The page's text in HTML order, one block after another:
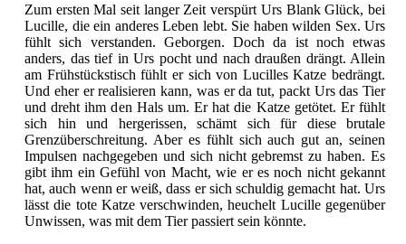
Zum ersten Mal seit langer Zeit verspürt Urs Blank Glück, bei
Lucille, die ein anderes Leben lebt. Sie haben wilden Sex. Urs
fühlt sich verstanden. Geborgen. Doch da ist noch etwas
anders, das tief in Urs pocht und nach draußen drängt. Allein
am Frühstückstisch fühlt er sich von Lucilles Katze bedrängt.
Und eher er realisieren kann, was er da tut, packt Urs das Tier
und dreht ihm den Hals um. Er hat die Katze getötet. Er fühlt
sich hin und hergerissen, schämt sich für diese brutale
Grenzüberschreitung. Aber es fühlt sich auch gut an, seinen
Impulsen nachgegeben und sich nicht gebremst zu haben. Es
gibt ihm ein Gefühl von Macht, wie er es noch nicht gekannt
hat, auch wenn er weiß, dass er sich schuldig gemacht hat. Urs
lässt die tote Katze verschwinden, heuchelt Lucille gegenüber
Unwissen, was mit dem Tier passiert sein könnte.